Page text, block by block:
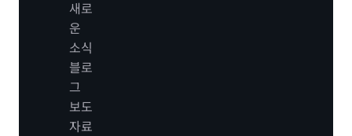
새로
운
소식
블로
그
보도
자료